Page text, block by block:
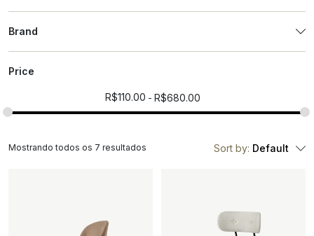
Brand
Price
R$110.00 R$680.00
Sort by: Default
Mostrando todos os 7 resultados